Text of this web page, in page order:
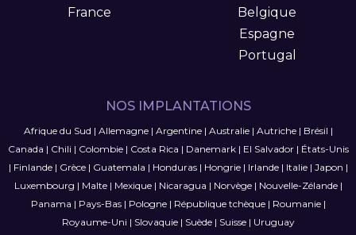
France
Belgique
Espagne
Portugal
NOS IMPLANTATIONS
Afrique du Sud | Allemagne| Argentine| Australie| Autriche| Brésil |
Canada | Chili | Colombie| Costa Rica | Danemark| El Salvador| États-Unis
| Finlande| Grèce| Guatemala | Honduras| Hongrie| Irlande| Italie| Japon |
Luxembourg | Malte| Mexique| Nicaragua | Norvège| Nouvelle-Zélande|
Panama | Pays-Bas| Pologne| République tchèque| Roumanie|
Royaume-Uni | Slovaquie| Suède| Suisse| Uruguay